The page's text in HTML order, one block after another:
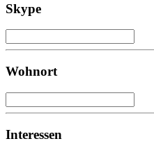
Skype
Wohnort
Interessen